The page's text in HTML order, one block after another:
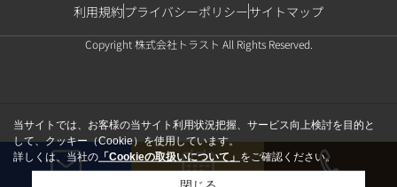
利用規約プライバシーポリシーサイトマップ
Copyright 株式会社トラスト All Rights Reserved.
当サイトでは、お客様の当サイト利用状況把握、サービス向上検討を目的と
して、クッキー（Cookie）を使用しています。
詳しくは、当社の 「Cookieの取扱いについて」 をご確認ください。